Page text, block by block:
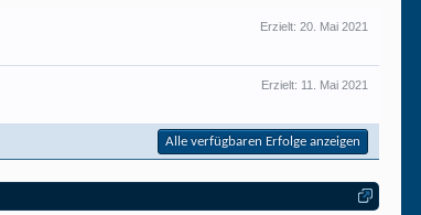
Erzielt: 20. Mai 2021
Erzielt: 11. Mai 2021
Alle verfügbaren Erfolge anzeigen